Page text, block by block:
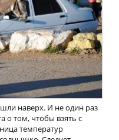
наверх. И не один раз
о том, чтобы взять с
температур